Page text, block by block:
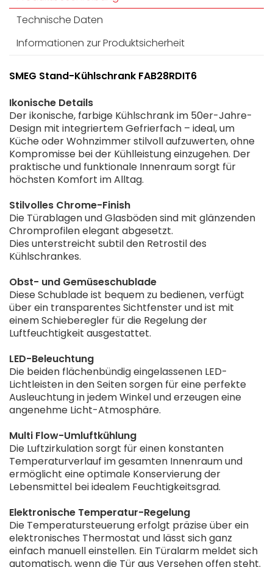
Technische Daten
Informationen zur Produktsicherheit
SMEG Stand-Kühlschrank FAB28RDIT6
Ikonische Details
Der ikonische, farbige Kühlschrank im 50er-Jahre-
Design mit integriertem Gefrierfach – ideal, um
Küche oder Wohnzimmer stilvoll aufzuwerten, ohne
Kompromisse bei der Kühlleistung einzugehen. Der
praktische und funktionale Innenraum sorgt für
höchsten Komfort im Alltag.
Stilvolles Chrome-Finish
Die Türablagen und Glasböden sind mit glänzenden
Chromprofilen elegant abgesetzt.
Dies unterstreicht subtil den Retrostil des
Kühlschrankes.
Obst- und Gemüseschublade
Diese Schublade ist bequem zu bedienen, verfügt
über ein transparentes Sichtfenster und ist mit
einem Schieberegler für die Regelung der
Luftfeuchtigkeit ausgestattet.
LED-Beleuchtung
Die beiden flächenbündig eingelassenen LED-
Lichtleisten in den Seiten sorgen für eine perfekte
Ausleuchtung in jedem Winkel und erzeugen eine
angenehme Licht-Atmosphäre.
Multi Flow-Umluftkühlung
Die Luftzirkulation sorgt für einen konstanten
Temperaturverlauf im gesamten Innenraum und
ermöglicht eine optimale Konservierung der
Lebensmittel bei idealem Feuchtigkeitsgrad.
Elektronische Temperatur-Regelung
Die Temperatursteuerung erfolgt präzise über ein
elektronisches Thermostat und lässt sich ganz
einfach manuell einstellen. Ein Türalarm meldet sich
automatisch, wenn die Tür aus Versehen offen steht.